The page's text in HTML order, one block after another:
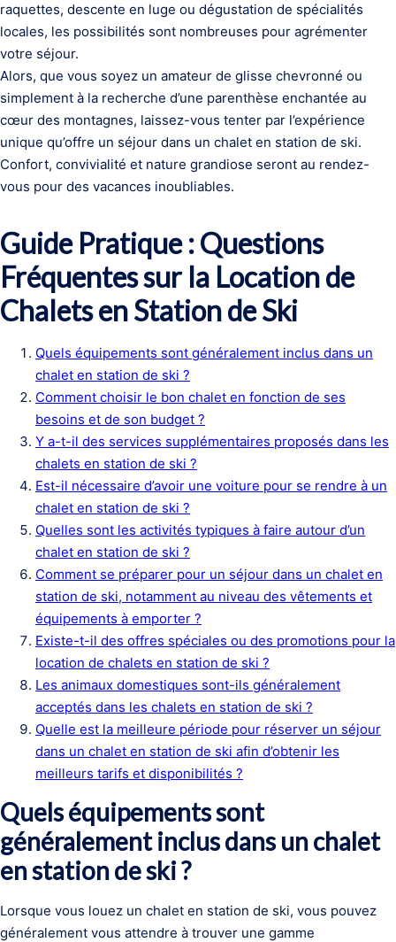
raquettes, descente en luge ou dégustation de spécialités
locales, les possibilités sont nombreuses pour agrémenter
votre séjour.
Alors, que vous soyez un amateur de glisse chevronné ou
simplement à la recherche d’une parenthèse enchantée au
cœur des montagnes, laissez-vous tenter par l’expérience
unique qu’offre un séjour dans un chalet en station de ski.
Confort, convivialité et nature grandiose seront au rendez-
vous pour des vacances inoubliables.
Guide Pratique : Questions
Fréquentes sur la Location de
Chalets en Station de Ski
Quels équipements sont généralement inclus dans un
chalet en station de ski ?
Comment choisir le bon chalet en fonction de ses
besoins et de son budget ?
Y a-t-il des services supplémentaires proposés dans les
chalets en station de ski ?
Est-il nécessaire d’avoir une voiture pour se rendre à un
chalet en station de ski ?
Quelles sont les activités typiques à faire autour d’un
chalet en station de ski ?
Comment se préparer pour un séjour dans un chalet en
station de ski, notamment au niveau des vêtements et
équipements à emporter ?
Existe-t-il des offres spéciales ou des promotions pour la
location de chalets en station de ski ?
Les animaux domestiques sont-ils généralement
acceptés dans les chalets en station de ski ?
Quelle est la meilleure période pour réserver un séjour
dans un chalet en station de ski afin d’obtenir les
meilleurs tarifs et disponibilités ?
Quels équipements sont
généralement inclus dans un chalet
en station de ski ?
Lorsque vous louez un chalet en station de ski, vous pouvez
généralement vous attendre à trouver une gamme